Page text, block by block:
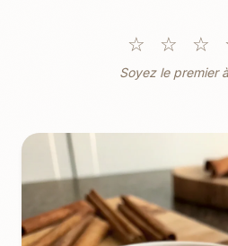
☆ ☆ ☆
Soyez le premier